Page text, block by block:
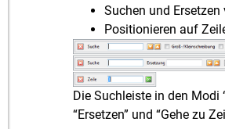
Suchen und
Positionieren auf
Die Suchleiste in den Modi
“Ersetzen” und “Gehe zu